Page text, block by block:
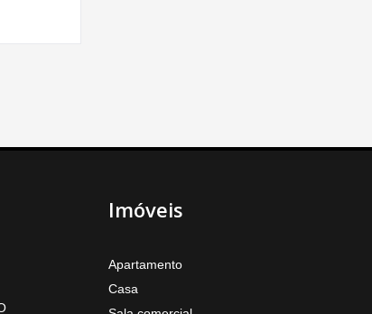
Imóveis
Apartamento
Casa